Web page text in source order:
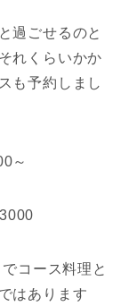
過ごせるのと
れくらいかか
も予約しまし
～
コース料理と
はあります